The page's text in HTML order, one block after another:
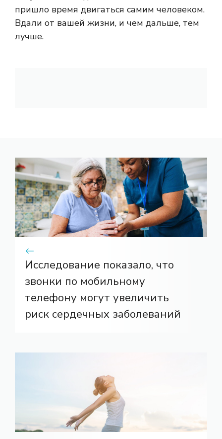
пришло время двигаться самим человеком.
Вдали от вашей жизни, и чем дальше, тем
лучше.
Исследование показало, что
звонки по мобильному
телефону могут увеличить
риск сердечных заболеваний